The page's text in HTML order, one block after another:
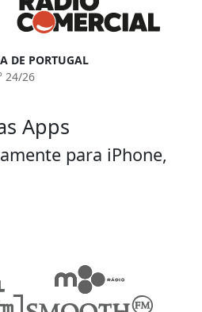
DE PORTUGAL
24/26
Apps
para iPhone,